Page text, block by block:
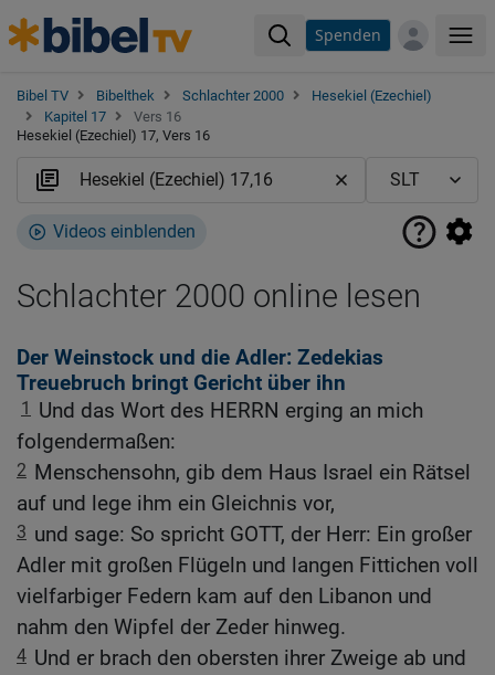
Spenden
Bibel TV Bibelthek Schlachter 2000
Hesekiel (Ezechiel)
Kapitel 17
Vers 16
Hesekiel (Ezechiel) 17, Vers 16
Videos einblenden
Schlachter 2000 online lesen
Der Weinstock und die Adler: Zedekias
Treuebruch bringt Gericht über ihn
1
Und das Wort des HERRN erging an mich
folgendermaßen:
2 Menschensohn, gib dem Haus Israel ein Rätsel
auf und lege ihm ein Gleichnis vor,
3 und sage: So spricht GOTT, der Herr: Ein großer
Adler mit großen Flügeln und langen Fittichen voll
vielfarbiger Federn kam auf den Libanon und
nahm den Wipfel der Zeder hinweg.
4 Und er brach den obersten ihrer Zweige ab und